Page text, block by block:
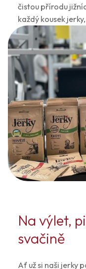
čistou přírodu
každý kousek
Na výlet,
svačině
Ať už si naši jerky